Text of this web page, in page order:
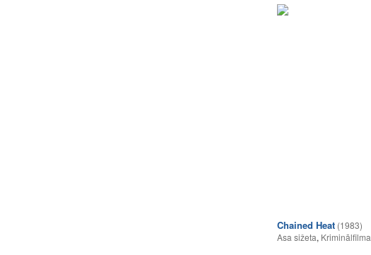
Chained Heat (1983)
Asa sižeta, Kriminālfilma